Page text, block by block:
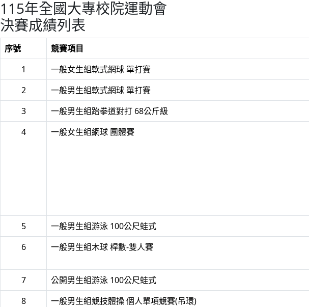
115年全國大專校院運動會
決賽成績列表
序號 競賽項目
1
一般女生組軟式網球 單打賽
2
一般男生組軟式網球 單打賽
3
一般男生組跆拳道對打 68公斤級
4
一般女生組網球 團體賽
5 一般男生組游泳 100公尺蛙式
6
一般男生組木球 桿數-雙人賽
7 公開男生組游泳 100公尺蛙式
8
一般男生組競技體操 個人單項競賽(吊環)